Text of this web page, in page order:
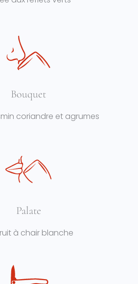
Bouquet
coriandre et agrumes
Palate
à chair blanche